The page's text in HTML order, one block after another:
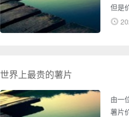
但是
是，
世界上最贵的薯片
由一
薯片